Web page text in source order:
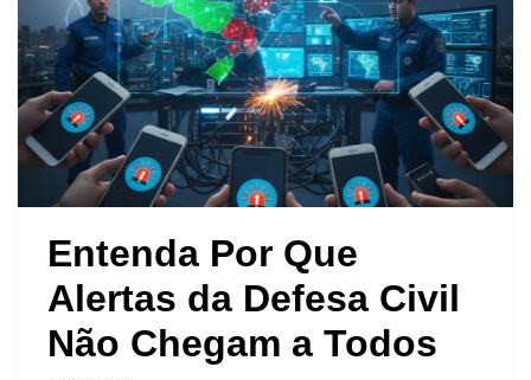
Entenda Por Que
Alertas da Defesa Civil
Não Chegam a Todos